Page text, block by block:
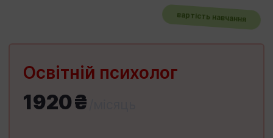
вартість навчання
Освітній психолог
1920₴